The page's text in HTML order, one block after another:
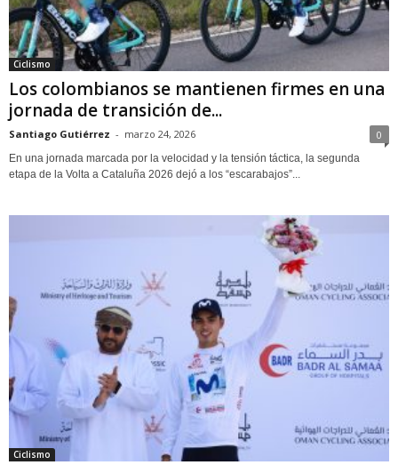
Ciclismo
Los colombianos se mantienen firmes en una
jornada de transición de...
Santiago Gutiérrez - marzo 24, 2026 0
En una jornada marcada por la velocidad y la tensión táctica, la segunda
etapa de la Volta a Cataluña 2026 dejó a los “escarabajos”...
Ciclismo